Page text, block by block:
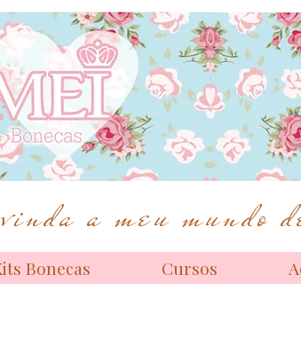
a meu mundo
Bonecas Cursos
de alta costura